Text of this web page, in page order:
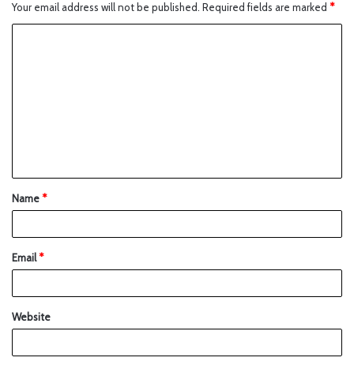
Your email address will not be published. Required fields are marked *
Name*
Email*
Website